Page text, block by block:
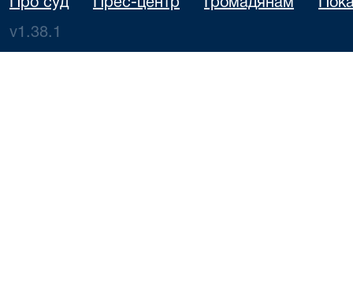
Про суд Прес-центр Громадянам
v1.38.1